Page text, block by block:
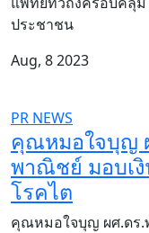
ประชาชน
Aug, 8 2023
PR NEWS
คุณหมอใจบุญ
พาณิชย์ มอบเ
โรคไต
คุณหมอใจบุญ ผศ.ดร